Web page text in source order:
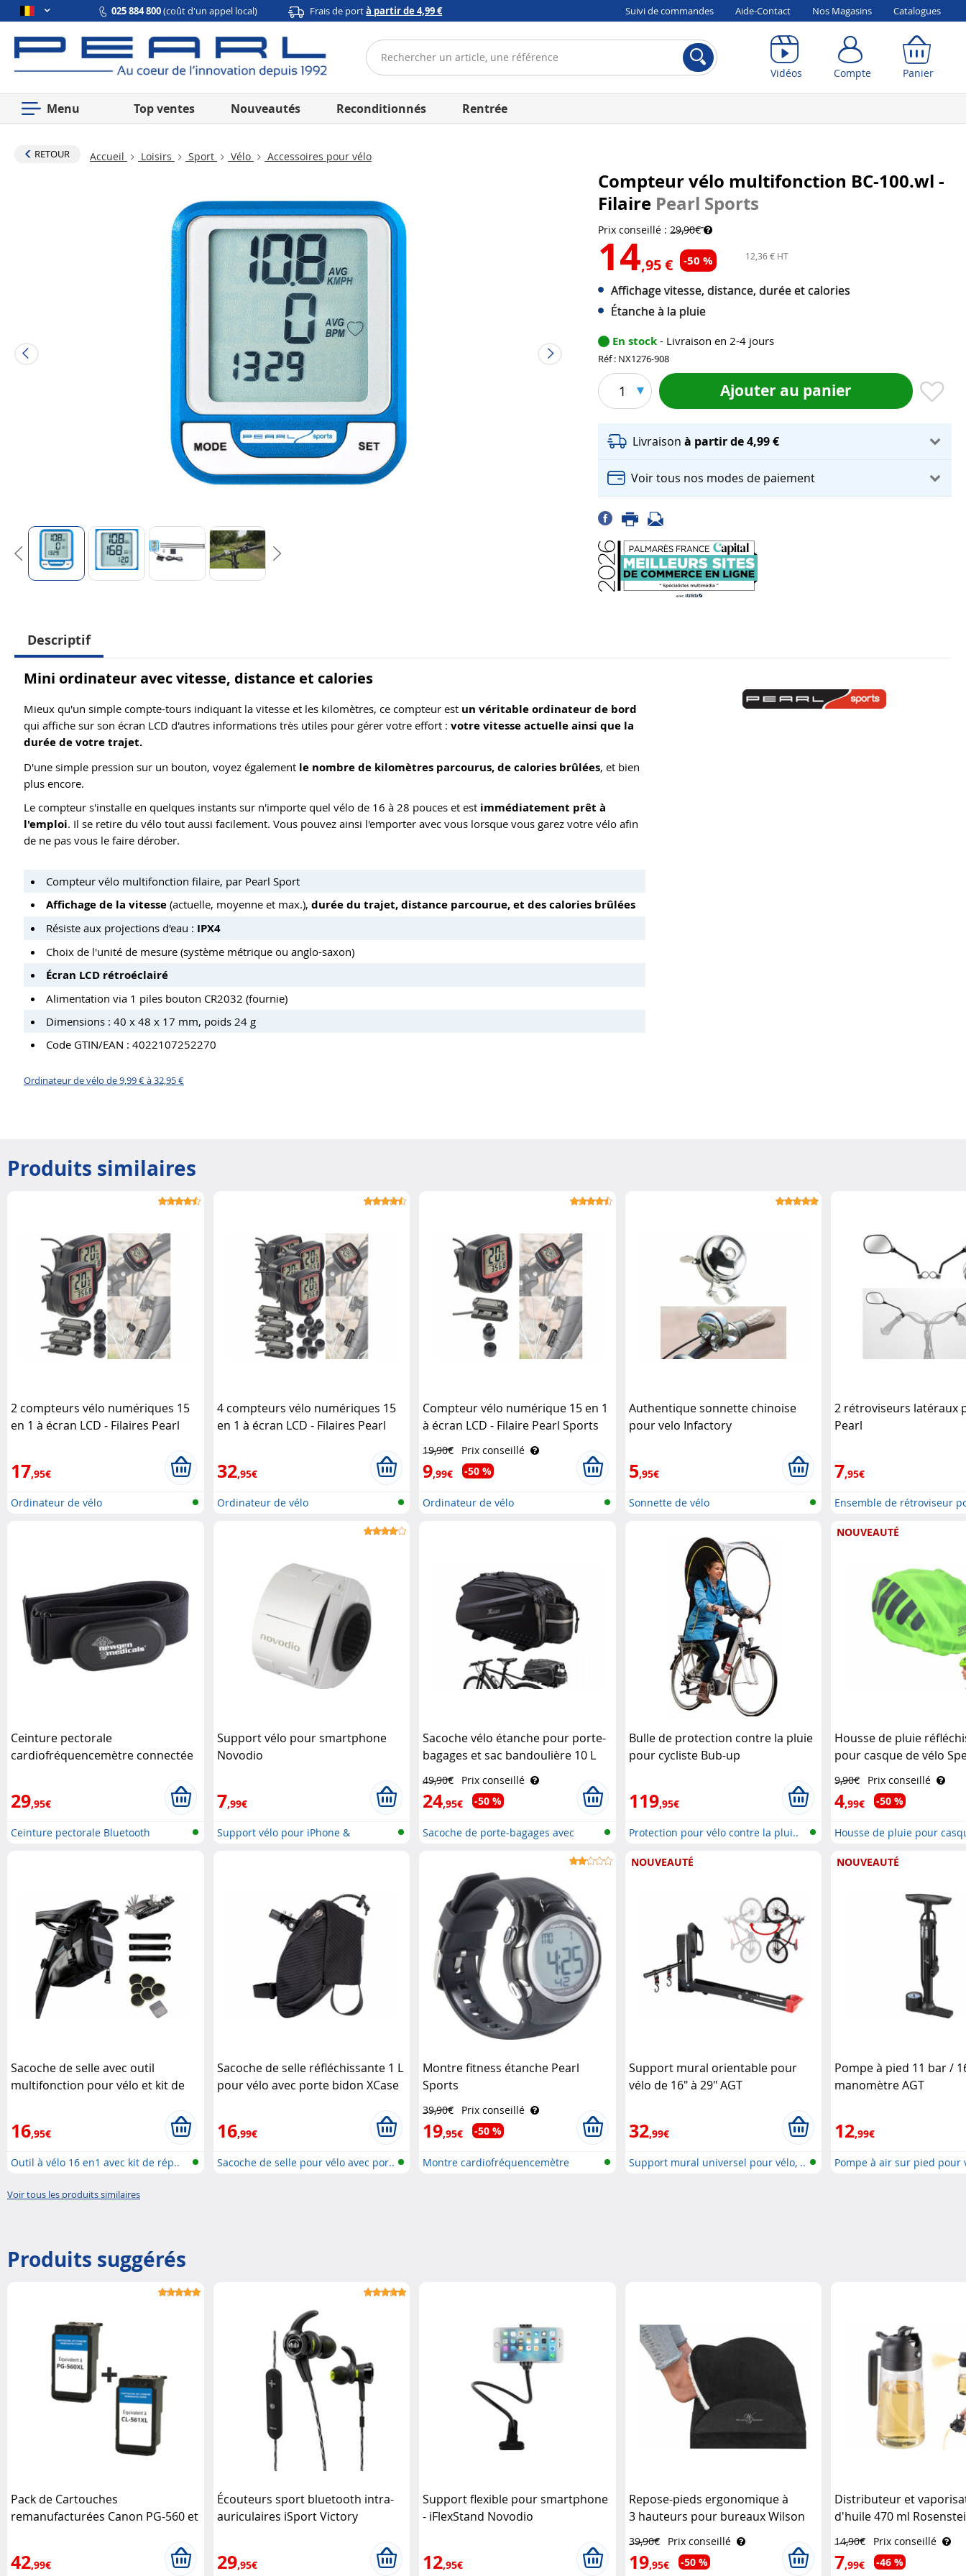
025 884 800(coût d'un appel local) Frais de portà partir de 4,99 € Suivi de commandes Aide-Contact Nos Magasins Catalogues
Vidéos Compte Panier
Menu Top ventes Nouveautés Reconditionnés Rentrée
RETOUR Accueil Loisirs Sport Vélo Accessoires pour vélo
Compteur vélo multifonction BC-100.wl -
Filaire Pearl Sports
Prix conseillé : 29,90€
14,95 € -50 % 12,36 € HT
Affichage vitesse, distance, durée et calories
Étanche à la pluie
En stock - Livraison en 2-4 jours
Réf : NX1276-908
1 Ajouter au panier
Livraisonà partir de 4,99 €
Voir tous nos modes de paiement
Descriptif
Mini ordinateur avec vitesse, distance et calories
Mieux qu'un simple compte-tours indiquant la vitesse et les kilomètres, ce compteur est un véritable ordinateur de bord
qui affiche sur son écran LCD d'autres informations très utiles pour gérer votre effort : votre vitesse actuelle ainsi que la
durée de votre trajet.
D'une simple pression sur un bouton, voyez également le nombre de kilomètres parcourus, de calories brûlées, et bien
plus encore.
Le compteur s'installe en quelques instants sur n'importe quel vélo de 16 à 28 pouces et est immédiatement prêt à
l'emploi. Il se retire du vélo tout aussi facilement. Vous pouvez ainsi l'emporter avec vous lorsque vous garez votre vélo afin
de ne pas vous le faire dérober.
Compteur vélo multifonction filaire, par Pearl Sport
Affichage de la vitesse (actuelle, moyenne et max.), durée du trajet, distance parcourue, et des calories brûlées
Résiste aux projections d'eau : IPX4
Choix de l'unité de mesure (système métrique ou anglo-saxon)
Écran LCD rétroéclairé
Alimentation via 1 piles bouton CR2032 (fournie)
Dimensions : 40 x 48 x 17 mm, poids 24 g
Code GTIN/EAN : 4022107252270
Ordinateur de vélo de 9,99 € à 32,95 €
Produits similaires
2 compteurs vélo numériques 15
en 1 à écran LCD - Filaires Pearl
17,95€
Ordinateur de vélo
4 compteurs vélo numériques 15
en 1 à écran LCD - Filaires Pearl
32,95€
Ordinateur de vélo
Compteur vélo numérique 15 en 1
à écran LCD - Filaire Pearl Sports
19,90€ Prix conseillé
9,99€ -50 %
Ordinateur de vélo
Authentique sonnette chinoise
pour velo Infactory
5,95€
Sonnette de vélo
2 rétroviseurs latéraux
Pearl
7,95€
Ensemble de rétroviseur
Ceinture pectorale
cardiofréquencemètre connectée
29,95€
Ceinture pectorale Bluetooth
Support vélo pour smartphone
Novodio
7,99€
Support vélo pour iPhone &
Sacoche vélo étanche pour porte-
bagages et sac bandoulière 10 L
49,90€ Prix conseillé
24,95€ -50 %
Sacoche de porte-bagages avec
Bulle de protection contre la pluie
pour cycliste Bub-up
119,95€
Protection pour vélo contre la plui..
NOUVEAUTÉ
Housse de pluie
pour casque de vélo
9,90€ Prix conseillé
4,99€ -50 %
Housse de pluie pour
Sacoche de selle avec outil
multifonction pour vélo et kit de
16,95€
Outil à vélo 16 en1 avec kit de rép..
Sacoche de selle réfléchissante 1 L
pour vélo avec porte bidon XCase
16,99€
Sacoche de selle pour vélo avec por..
Montre fitness étanche Pearl
Sports
39,90€ Prix conseillé
19,95€ -50 %
Montre cardiofréquencemètre
NOUVEAUTÉ
Support mural orientable pour
vélo de 16" à 29" AGT
32,99€
Support mural universel pour vélo, ..
NOUVEAUTÉ
Pompe à pied 11 bar /
manomètre AGT
12,99€
Pompe à air sur pied pour
Voir tous les produits similaires
Produits suggérés
Pack de Cartouches
remanufacturées Canon PG-560 et
42,99€
Écouteurs sport bluetooth intra-
auriculaires iSport Victory
29,95€
Support flexible pour smartphone
- iFlexStand Novodio
12,95€
Repose-pieds ergonomique à
3 hauteurs pour bureaux Wilson
39,90€ Prix conseillé
19,95€ -50 %
Distributeur et
d'huile 470 ml
14,90€ Prix conseillé
7,99€ -46 %
Compte Panier